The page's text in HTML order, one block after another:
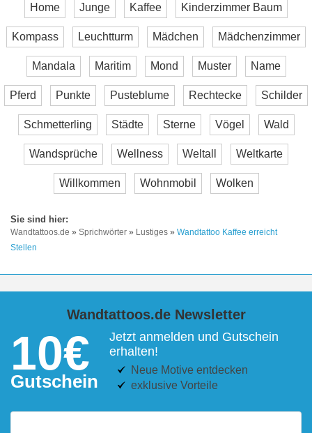
Home Junge Kaffee Kinderzimmer Baum
Kompass Leuchtturm Mädchen Mädchenzimmer
Mandala Maritim Mond Muster Name
Pferd Punkte Pusteblume Rechtecke Schilder
Schmetterling Städte Sterne Vögel Wald
Wandsprüche Wellness Weltall Weltkarte
Willkommen Wohnmobil Wolken
Wandtattoos.de » Sprichwörter » Lustiges » Wandtattoo Kaffee erreicht
Stellen
Wandtattoos.de Newsletter
10€
Gutschein
Jetzt anmelden und Gutschein
erhalten!
Neue Motive entdecken
exklusive Vorteile